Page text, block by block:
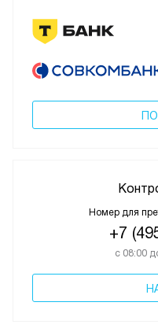
Номер для
+7
с 08:00